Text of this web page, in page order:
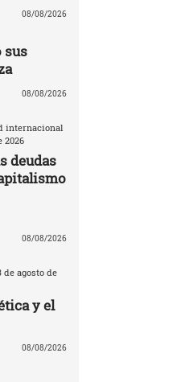
08/08/2026
sus
08/08/2026
internacional
2026
deudas
08/08/2026
agosto de
y el
08/08/2026